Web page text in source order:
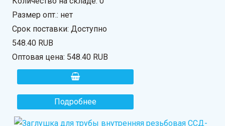
Размер опт.: нет
Срок поставки: Доступно
548.40 RUB
Оптовая цена: 548.40 RUB
Подробнее